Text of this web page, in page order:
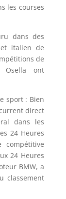
les courses
dans des
italien de
de
Osella ont
sport : Bien
direct
dans les
24 Heures
compétitive
24 Heures
BMW, a
classement